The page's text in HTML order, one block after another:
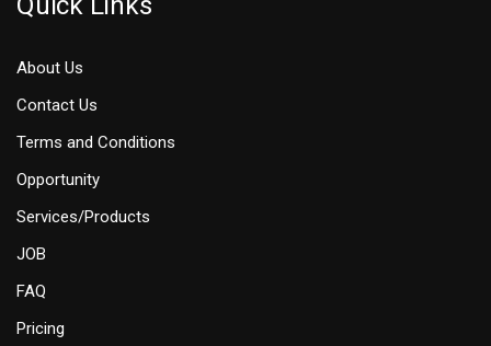
About Us
Contact Us
Terms and Conditions
Opportunity
Services/Products
JOB
FAQ
Pricing